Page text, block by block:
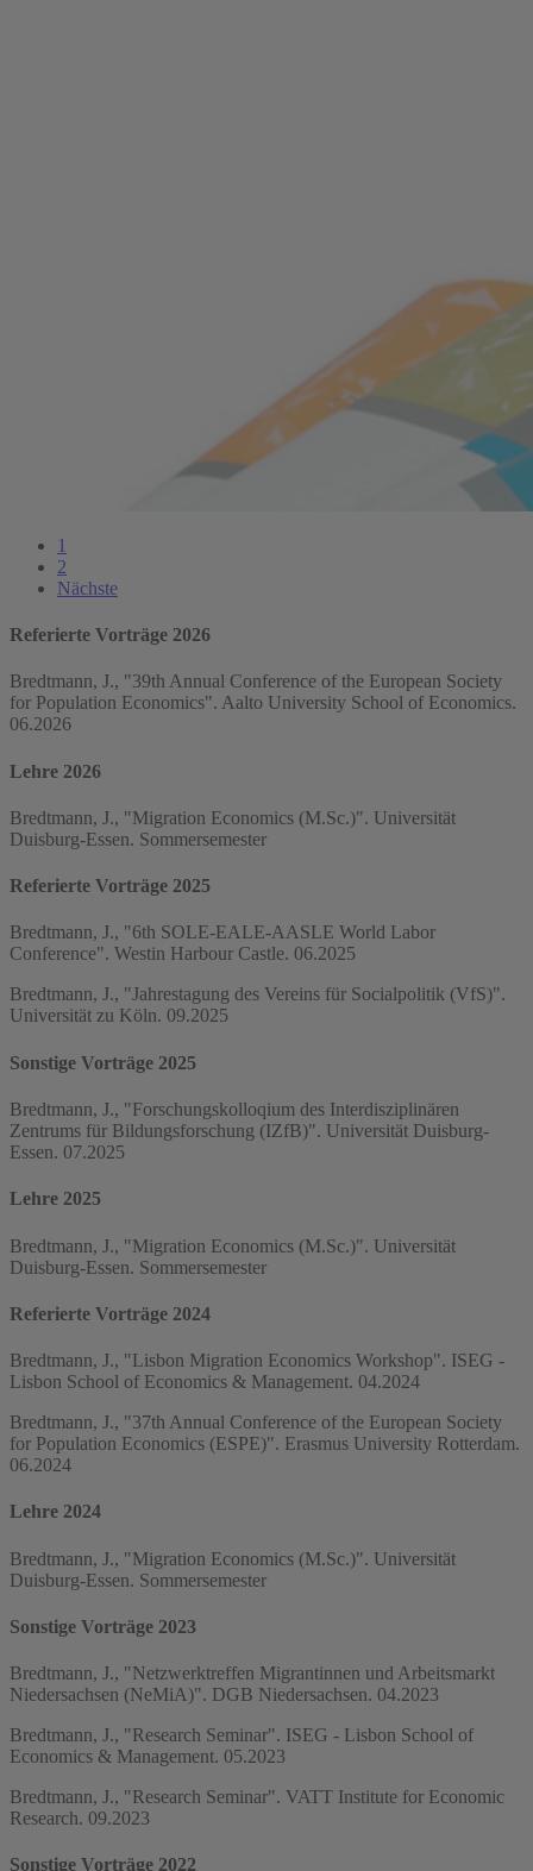
1
2
Nächste
Referierte Vorträge 2026
Bredtmann, J., "39th Annual Conference of the European Society
for Population Economics". Aalto University School of Economics.
06.2026
Lehre 2026
Bredtmann, J., "Migration Economics (M.Sc.)". Universität
Duisburg-Essen. Sommersemester
Referierte Vorträge 2025
Bredtmann, J., "6th SOLE-EALE-AASLE World Labor
Conference". Westin Harbour Castle. 06.2025
Bredtmann, J., "Jahrestagung des Vereins für Socialpolitik (VfS)".
Universität zu Köln. 09.2025
Sonstige Vorträge 2025
Bredtmann, J., "Forschungskolloqium des Interdisziplinären
Zentrums für Bildungsforschung (IZfB)". Universität Duisburg-
Essen. 07.2025
Lehre 2025
Bredtmann, J., "Migration Economics (M.Sc.)". Universität
Duisburg-Essen. Sommersemester
Referierte Vorträge 2024
Bredtmann, J., "Lisbon Migration Economics Workshop". ISEG -
Lisbon School of Economics & Management. 04.2024
Bredtmann, J., "37th Annual Conference of the European Society
for Population Economics (ESPE)". Erasmus University Rotterdam.
06.2024
Lehre 2024
Bredtmann, J., "Migration Economics (M.Sc.)". Universität
Duisburg-Essen. Sommersemester
Sonstige Vorträge 2023
Bredtmann, J., "Netzwerktreffen Migrantinnen und Arbeitsmarkt
Niedersachsen (NeMiA)". DGB Niedersachsen. 04.2023
Bredtmann, J., "Research Seminar". ISEG - Lisbon School of
Economics & Management. 05.2023
Bredtmann, J., "Research Seminar". VATT Institute for Economic
Research. 09.2023
Sonstige Vorträge 2022